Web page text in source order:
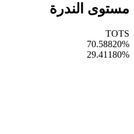
مستوى الندرة
TOTS
70.58820%
29.41180%